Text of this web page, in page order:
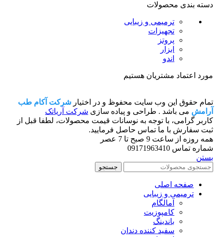
دسته بندی محصولات
ترمیمی و زیبایی
تجهیزات
پروتز
ابزار
اندو
مورد اعتماد مشتریان هستیم
تمام حقوق این وب سایت محفوظ و در اختیار شرکت آکام طب
آرامش می باشد . طراحی و پیاده سازی شرکت آریاتک
کاربر گرامی، با توجه به نوسانات قیمت محصولات، لطفا قبل از
ثبت سفارش با ما تماس حاصل فرمایید.
همه روزه از ساعت 9 صبح تا 7 عصر
شماره تماس 09171963410
بستن
جستجو
صفحه اصلی
ترمیمی و زیبایی
آمالگام
کامپوزیت
باندینگ
سفید کننده دندان